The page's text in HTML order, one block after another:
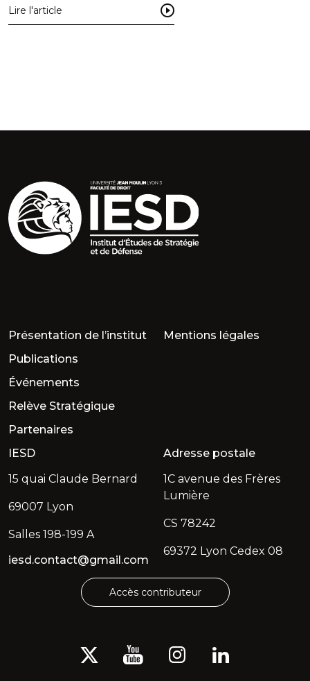
Lire l'article
Présentation de l’institut
Publications
Événements
Relève Stratégique
Partenaires
Mentions légales
IESD
15 quai Claude Bernard
69007 Lyon
Salles 198-199 A
iesd.contact@gmail.com
Adresse postale
1C avenue des Frères
Lumière
CS 78242
69372 Lyon Cedex 08
Accès contributeur